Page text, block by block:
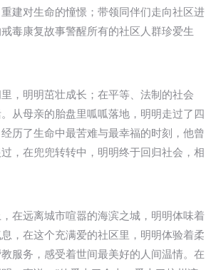
建对生命的憧憬；带领同伴们走向社区进
毒康复故事警醒所有的社区人群珍爱生
，明明茁壮成长；在平等、法制的社会
从母亲的胎盘里呱呱落地，明明走过了四
历了生命中最苦难与最幸福的时刻，他曾
，在兜兜转转中，明明终于回归社会，相
在远离城市喧嚣的海滨之城，明明体味着
，在这个充满爱的社区里，明明体验着柔
服务，感受着世间最美好的人间温情。在